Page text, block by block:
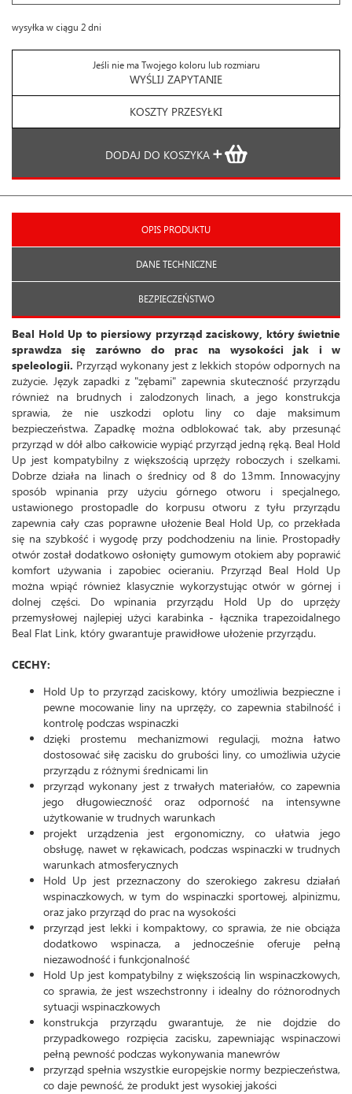
wysyłka w ciągu 2 dni
Jeśli nie ma Twojego koloru lub rozmiaru
WYŚLIJ ZAPYTANIE
KOSZTY PRZESYŁKI
DODAJ DO KOSZYKA
OPIS PRODUKTU
DANE TECHNICZNE
BEZPIECZEŃSTWO
Beal Hold Up to piersiowy przyrząd zaciskowy, który świetnie
sprawdza się zarówno do prac na wysokości jak i w
speleologii. Przyrząd wykonany jest z lekkich stopów odpornych na
zużycie. Język zapadki z "zębami" zapewnia skuteczność przyrządu
również na brudnych i zalodzonych linach, a jego konstrukcja
sprawia, że nie uszkodzi oplotu liny co daje maksimum
bezpieczeństwa. Zapadkę można odblokować tak, aby przesunąć
przyrząd w dół albo całkowicie wypiąć przyrząd jedną ręką. Beal Hold
Up jest kompatybilny z większością uprzęży roboczych i szelkami.
Dobrze działa na linach o średnicy od 8 do 13mm. Innowacyjny
sposób wpinania przy użyciu górnego otworu i specjalnego,
ustawionego prostopadle do korpusu otworu z tyłu przyrządu
zapewnia cały czas poprawne ułożenie Beal Hold Up, co przekłada
się na szybkość i wygodę przy podchodzeniu na linie. Prostopadły
otwór został dodatkowo osłonięty gumowym otokiem aby poprawić
komfort używania i zapobiec ocieraniu. Przyrząd Beal Hold Up
można wpiąć również klasycznie wykorzystując otwór w górnej i
dolnej części. Do wpinania przyrządu Hold Up do uprzęży
przemysłowej najlepiej użyci karabinka - łącznika trapezoidalnego
Beal Flat Link, który gwarantuje prawidłowe ułożenie przyrządu.
CECHY:
Hold Up to przyrząd zaciskowy, który umożliwia bezpieczne i
pewne mocowanie liny na uprzęży, co zapewnia stabilność i
kontrolę podczas wspinaczki
dzięki prostemu mechanizmowi regulacji, można łatwo
dostosować siłę zacisku do grubości liny, co umożliwia użycie
przyrządu z różnymi średnicami lin
przyrząd wykonany jest z trwałych materiałów, co zapewnia
jego długowieczność oraz odporność na intensywne
użytkowanie w trudnych warunkach
projekt urządzenia jest ergonomiczny, co ułatwia jego
obsługę, nawet w rękawicach, podczas wspinaczki w trudnych
warunkach atmosferycznych
Hold Up jest przeznaczony do szerokiego zakresu działań
wspinaczkowych, w tym do wspinaczki sportowej, alpinizmu,
oraz jako przyrząd do prac na wysokości
przyrząd jest lekki i kompaktowy, co sprawia, że nie obciąża
dodatkowo wspinacza, a jednocześnie oferuje pełną
niezawodność i funkcjonalność
Hold Up jest kompatybilny z większością lin wspinaczkowych,
co sprawia, że jest wszechstronny i idealny do różnorodnych
sytuacji wspinaczkowych
konstrukcja przyrządu gwarantuje, że nie dojdzie do
przypadkowego rozpięcia zacisku, zapewniając wspinaczowi
pełną pewność podczas wykonywania manewrów
przyrząd spełnia wszystkie europejskie normy bezpieczeństwa,
co daje pewność, że produkt jest wysokiej jakości